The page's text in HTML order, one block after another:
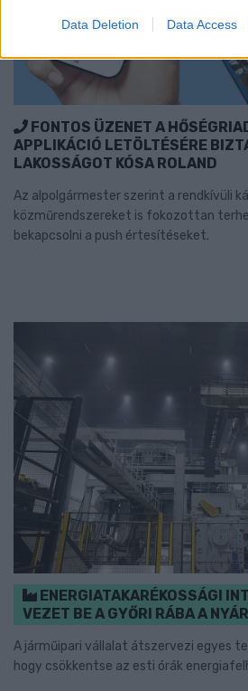
Data Deletion Data Access
FONTOS ÜZENET A
APPLIKÁCIÓ LETÖLTÉSÉRE
LAKOSSÁGOT KÓSA ROLAND
Az alpolgármester szerint a rendkívüli
közműrendszereket is fokozottan
bekapcsolni a push értesítéseket.
ENERGIATAKARÉKOSSÁGI
VEZET BE A GYŐRI RÁBA A
A járműipari vállalat átszervezi egyes
hogy csökkentse az esti órák